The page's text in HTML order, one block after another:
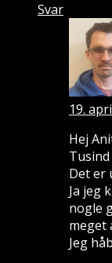
Svar
19.
Hej
Det er
Ja jeg
nogle
meget
Jeg